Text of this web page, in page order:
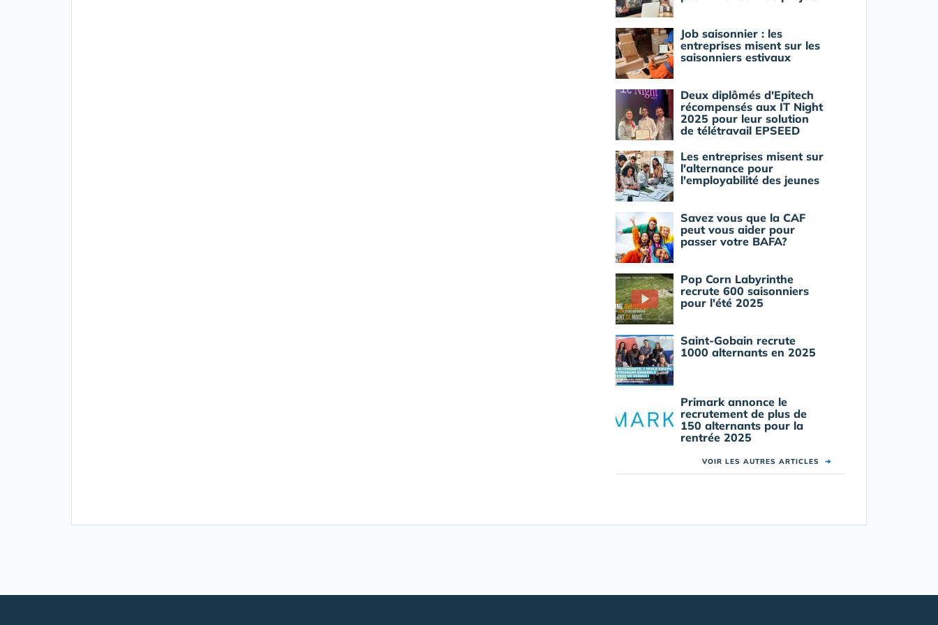
Job saisonnier : les
entreprises misent sur les
saisonniers estivaux
Deux diplômés d'Epitech
récompensés aux IT Night
2025 pour leur solution
de télétravail EPSEED
Les entreprises misent sur
l'alternance pour
l'employabilité des jeunes
Savez vous que la CAF
peut vous aider pour
passer votre BAFA?
Pop Corn Labyrinthe
recrute 600 saisonniers
pour l'été 2025
Saint-Gobain recrute
1000 alternants en 2025
Primark annonce le
recrutement de plus de
150 alternants pour la
rentrée 2025
VOIR LES AUTRES ARTICLES ➜